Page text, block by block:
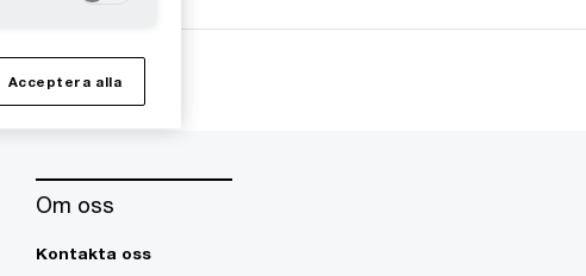
Om oss
Kontakta oss
Acceptera alla